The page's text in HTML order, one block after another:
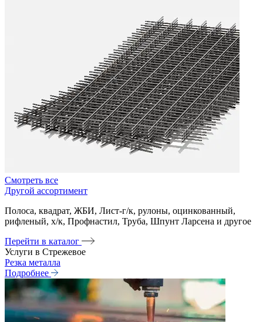
Смотреть все
Другой ассортимент
Полоса, квадрат, ЖБИ, Лист-г/к, рулоны, оцинкованный,
рифленый, х/к, Профнастил, Труба, Шпунт Ларсена и другое
Перейти в каталог
Услуги в Стрежевое
Резка металла
Подробнее